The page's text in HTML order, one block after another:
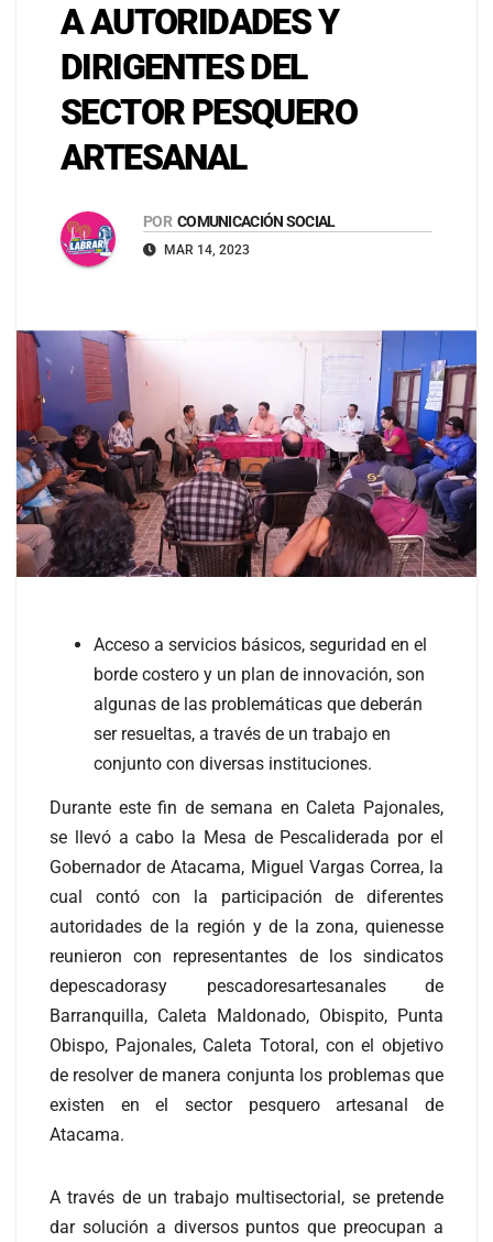
A AUTORIDADES Y
DIRIGENTES DEL
SECTOR PESQUERO
ARTESANAL
POR COMUNICACIÓN SOCIAL
MAR 14, 2023
Acceso a servicios básicos, seguridad en el
borde costero y un plan de innovación, son
algunas de las problemáticas que deberán
ser resueltas, a través de un trabajo en
conjunto con diversas instituciones.
Durante este fin de semana en Caleta Pajonales,
se llevó a cabo la Mesa de Pescaliderada por el
Gobernador de Atacama, Miguel Vargas Correa, la
cual contó con la participación de diferentes
autoridades de la región y de la zona, quienesse
reunieron con representantes de los sindicatos
depescadorasy pescadoresartesanales de
Barranquilla, Caleta Maldonado, Obispito, Punta
Obispo, Pajonales, Caleta Totoral, con el objetivo
de resolver de manera conjunta los problemas que
existen en el sector pesquero artesanal de
Atacama.
A través de un trabajo multisectorial, se pretende
dar solución a diversos puntos que preocupan a